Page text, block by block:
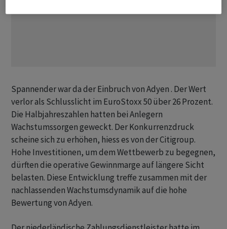
Spannender war da der Einbruch von Adyen . Der Wert
verlor als Schlusslicht im EuroStoxx 50 über 26 Prozent.
Die Halbjahreszahlen hatten bei Anlegern
Wachstumssorgen geweckt. Der Konkurrenzdruck
scheine sich zu erhöhen, hiess es von der Citigroup.
Hohe Investitionen, um dem Wettbewerb zu begegnen,
dürften die operative Gewinnmarge auf längere Sicht
belasten. Diese Entwicklung treffe zusammen mit der
nachlassenden Wachstumsdynamik auf die hohe
Bewertung von Adyen.